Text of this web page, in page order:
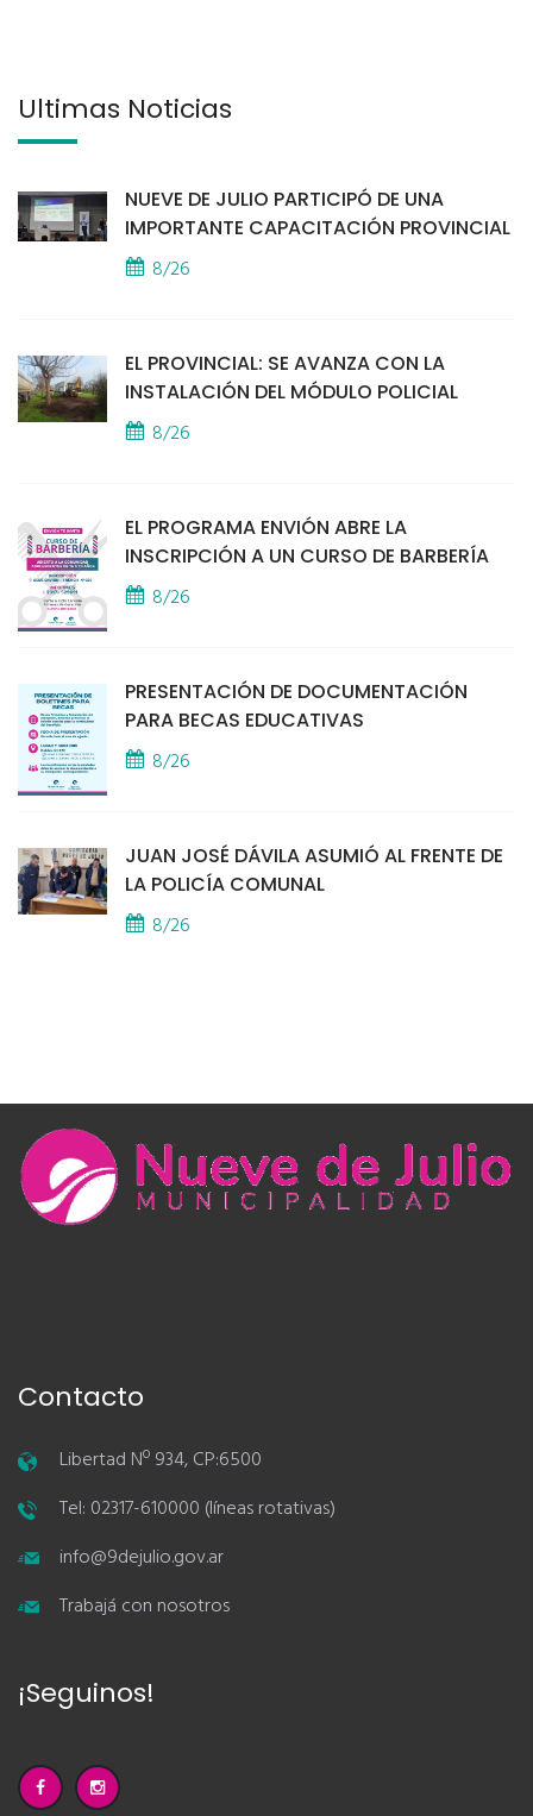
Últimas Noticias
NUEVE DE JULIO PARTICIPÓ DE UNA
IMPORTANTE CAPACITACIÓN PROVINCIAL
8/26
EL PROVINCIAL: SE AVANZA CON LA
INSTALACIÓN DEL MÓDULO POLICIAL
8/26
EL PROGRAMA ENVIÓN ABRE LA
INSCRIPCIÓN A UN CURSO DE BARBERÍA
8/26
PRESENTACIÓN DE DOCUMENTACIÓN
PARA BECAS EDUCATIVAS
8/26
JUAN JOSÉ DÁVILA ASUMIÓ AL FRENTE DE
LA POLICÍA COMUNAL
8/26
Contacto
Libertad Nº 934, CP:6500
Tel: 02317-610000 (líneas rotativas)
info@9dejulio.gov.ar
Trabajá con nosotros
¡Seguinos!